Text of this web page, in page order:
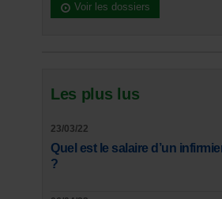
Voir les dossiers
Les plus lus
23/03/22
Quel est le salaire d’un
?